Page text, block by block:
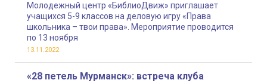
Молодежный центр «БиблиоДвиж» приглашает
учащихся 5-9 классов на деловую игру «Права
школьника – твои права». Мероприятие проводится
по 13 ноября
13.11.2022
«28 петель Мурманск»: встреча клуба